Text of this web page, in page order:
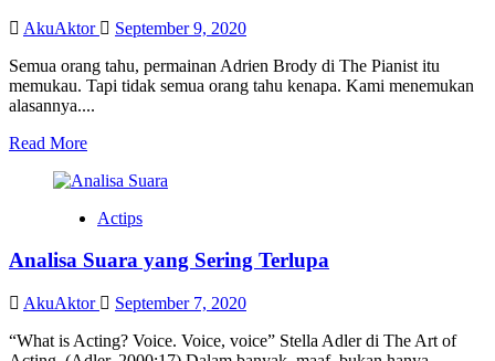
Setiap
Berbeda
AkuAktor
September 9, 2020
Semua orang tahu, permainan Adrien Brody di The Pianist itu
memukau. Tapi tidak semua orang tahu kenapa. Kami menemukan
alasannya....
Read MoreRead
about
Pianist:
Esensi
Actips
Analisa Suara yang Sering Terlupa
AkuAktor
September 7, 2020
“What is Acting? Voice. Voice, voice” Stella Adler di The Art of